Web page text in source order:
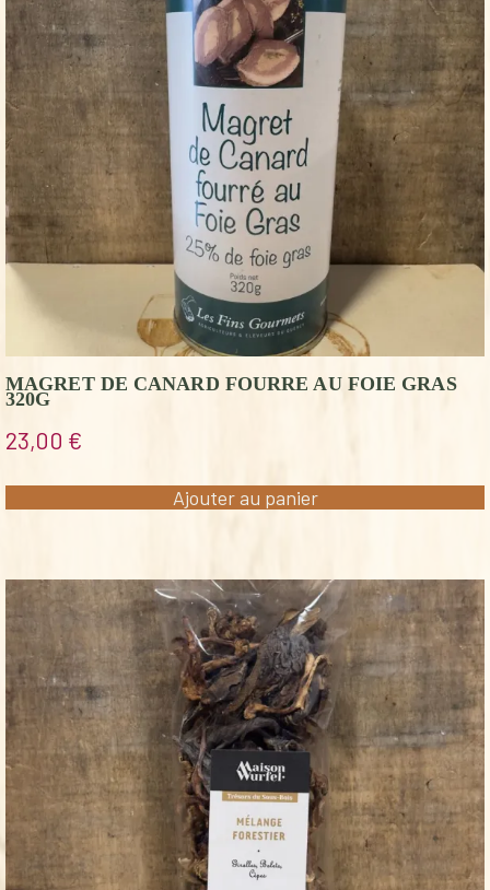
MAGRET DE CANARD FOURRE AU FOIE GRAS
320G
23,00 €
Ajouter au panier